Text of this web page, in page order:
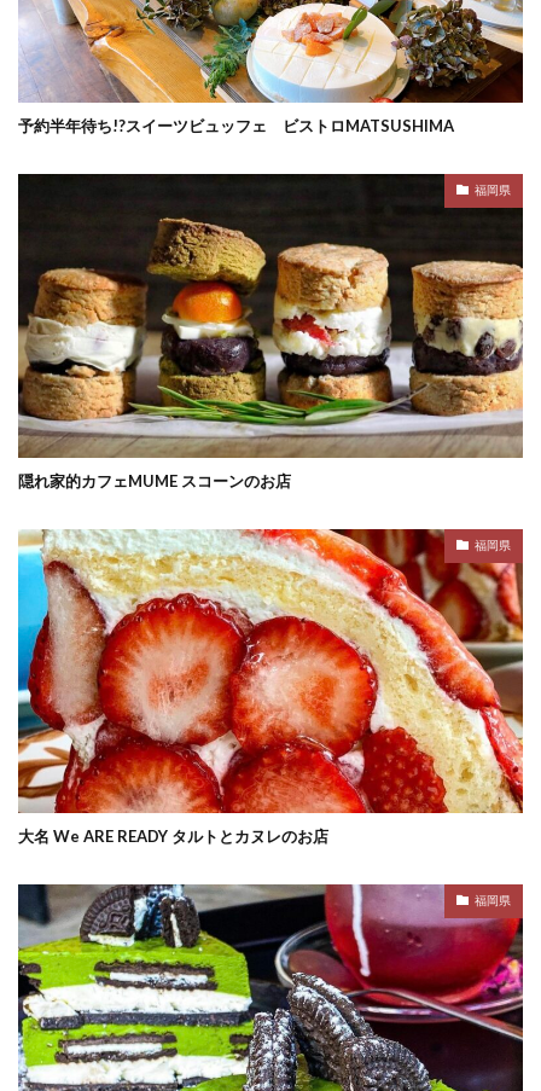
予約半年待ち!?スイーツビュッフェ ビストロMATSUSHIMA
福岡県
隠れ家的カフェMUME スコーンのお店
福岡県
大名 We ARE READY タルトとカヌレのお店
福岡県